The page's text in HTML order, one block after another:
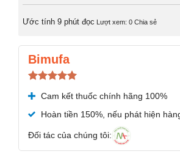
Ước tính 9 phút đọc Lượt xem: 0 Chia sẻ
Bimufa
Được xếp
hạng5.00
5 sao
Cam kết thuốc chính hãng 100%
Hoàn tiền 150%, nếu phát hiện
Đối tác của chúng tôi: